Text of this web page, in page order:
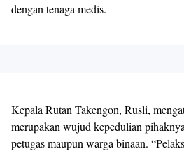
dengan tenaga medis.
Kepala Rutan Takengon, Rusli,
merupakan wujud kepedulian
petugas maupun warga binaan.